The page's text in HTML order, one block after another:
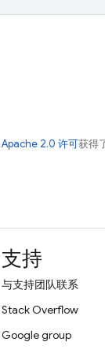
Apache 2.0 许可获得
支持
与支持团队联系
Stack Overflow
Google group